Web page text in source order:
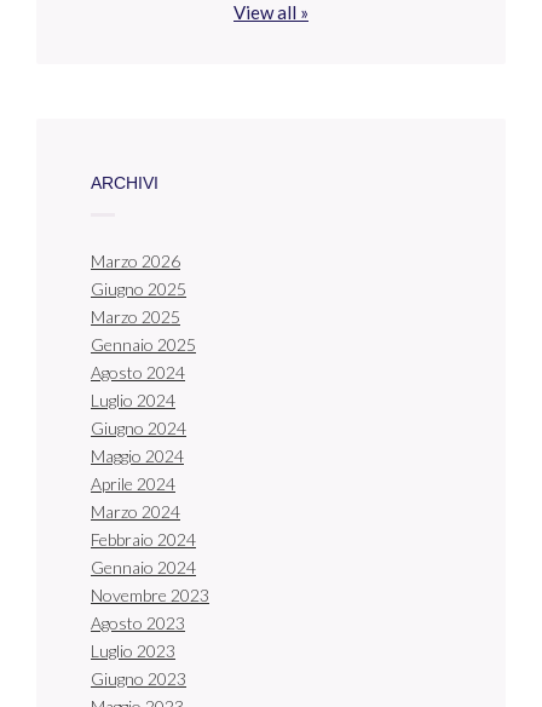
View all »
ARCHIVI
Marzo 2026
Giugno 2025
Marzo 2025
Gennaio 2025
Agosto 2024
Luglio 2024
Giugno 2024
Maggio 2024
Aprile 2024
Marzo 2024
Febbraio 2024
Gennaio 2024
Novembre 2023
Agosto 2023
Luglio 2023
Giugno 2023